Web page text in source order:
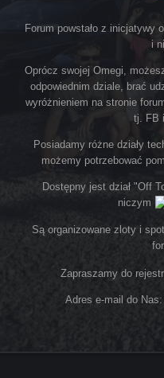
Forum powstało z inicjatywy
i
Oprócz swojej Omegi,
odpowiednim dziale, brać
wyróżnieniem na stronie
tj. FB
Posiadamy różne działy
możemy potrzebować
Dostępny jest dział "Off
niczym
Są organizowane zloty i
Zapraszamy do
Adres e-mail do Nas: